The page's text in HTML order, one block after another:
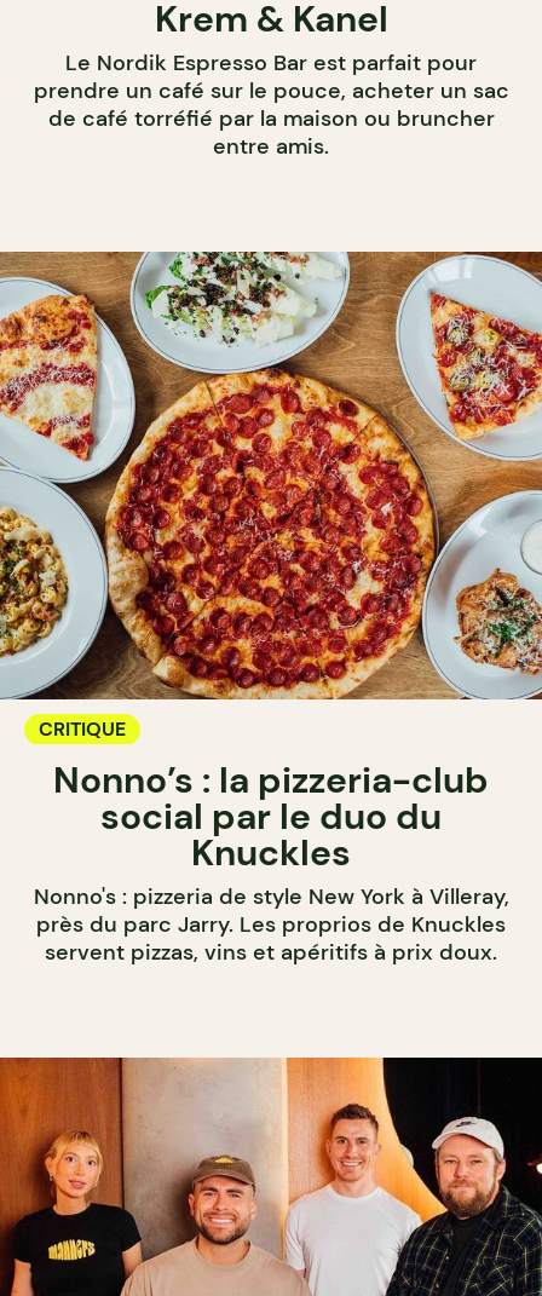
Krem & Kanel
Le Nordik Espresso Bar est parfait pour
prendre un café sur le pouce, acheter un sac
de café torréfié par la maison ou bruncher
entre amis.
CRITIQUE
Nonno’s : la pizzeria-club
social par le duo du
Knuckles
Nonno's : pizzeria de style New York à Villeray,
près du parc Jarry. Les proprios de Knuckles
servent pizzas, vins et apéritifs à prix doux.